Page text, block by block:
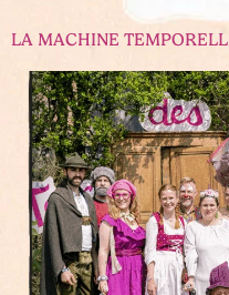
LA MACHINE